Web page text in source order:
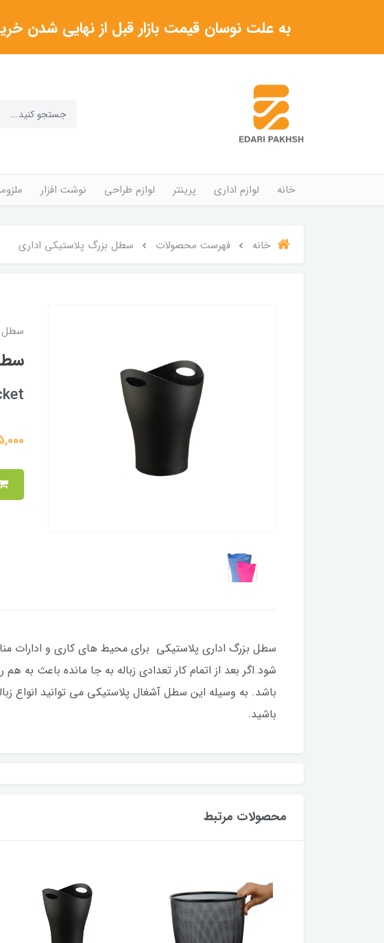
به علت نوسان قیمت بازار قبل از نهایی شدن خرید حتما با شماره 88490493 -
خانه لوازم اداری پرینتر لوازم طراحی نوشت افزار
خانه فهرست محصولات سطل بزرگ پلاستیکی اداری
سطل
سطل بزرگ اداری پلاستیکی برای محیط های کاری و
شود.اگر بعد از اتمام کار تعدادی زباله به جا مانده باعث
باشد. به وسیله این سطل آشغال پلاستیکی می توانید انواع
باشید.
محصولات مرتبط